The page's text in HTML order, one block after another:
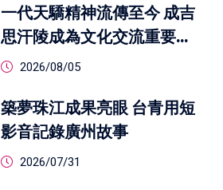
一代天驕精神流傳至今 成吉
思汗陵成為文化交流重要窗
口 2026/08/05
築夢珠江成果亮眼 台青用短
影音記錄廣州故事
2026/07/31